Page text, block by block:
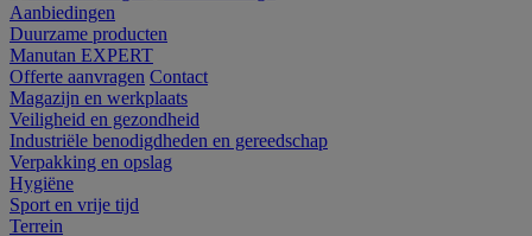
Aanbiedingen
Duurzame producten
Manutan EXPERT
Offerte aanvragen Contact
Magazijn en werkplaats
Veiligheid en gezondheid
Industriële benodigdheden en gereedschap
Verpakking en opslag
Hygiëne
Sport en vrije tijd
Terrein